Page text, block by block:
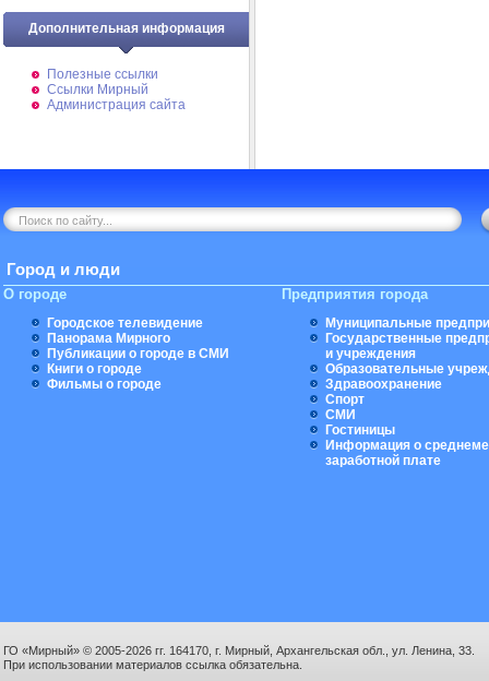
Дополнительная информация
Полезные ссылки
Ссылки Мирный
Администрация сайта
Город и люди
О городе
Городское телевидение
Панорама Мирного
Публикации о городе в СМИ
Книги о городе
Фильмы о городе
Предприятия города
Муниципальные
Государственные
и учреждения
Образовательные
Здравоохранение
Спорт
СМИ
Гостиницы
Информация о
заработной плате
ГО «Мирный» © 2005-2026 гг. 164170, г. Мирный, Архангельская обл., ул. Ленина, 33.
При использовании материалов ссылка обязательна.